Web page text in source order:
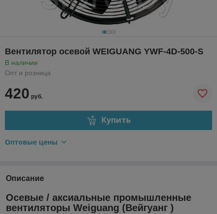
Вентилятор осевой WEIGUANG YWF-4D-500-S
В наличии
Опт и розница
420 руб.
Купить
Оптовые цены
Описание
Осевые / аксиальные промышленные
вентиляторы Weiguang (Вейгуанг )